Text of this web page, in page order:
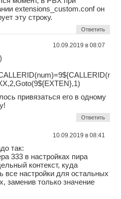
extensions_custom.conf он
эту строку.
Ответить
10.09.2019 в 08:07
привязаться его в одному
Ответить
10.09.2019 в 08:41
так:
333 в настройках пира
контекст, куда
все настройки для остальных
заменив только значение